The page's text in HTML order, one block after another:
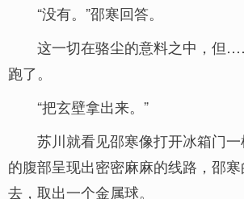
“没有。”邵寒回答。
这一切在骆尘的意料之中，但
跑了。
“把玄壁拿出来。”
苏川就看见邵寒像打开冰箱门
的腹部呈现出密密麻麻的线路，邵
去，取出一个金属球。